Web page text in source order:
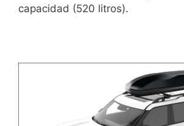
capacidad (520 litros).